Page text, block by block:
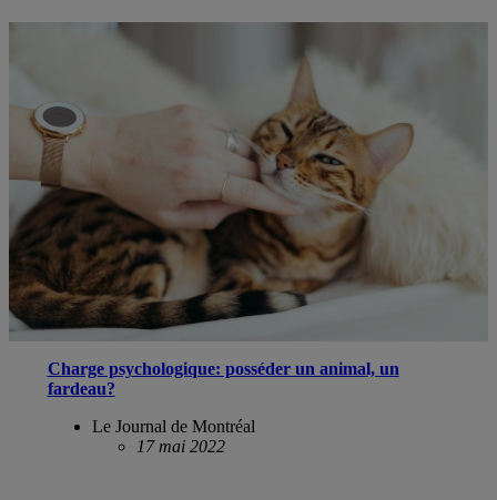
Charge psychologique: posséder un animal, un
fardeau?
Le Journal de Montréal
17 mai 2022